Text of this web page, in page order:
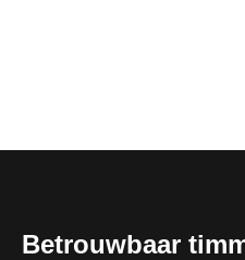
Betrouwbaar